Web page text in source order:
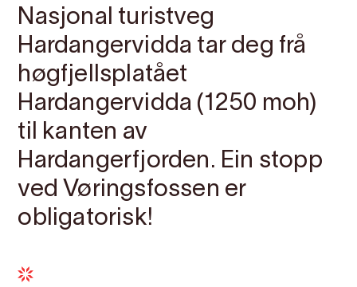
Nasjonal turistveg
Hardangervidda tar deg frå
høgfjellsplatået
Hardangervidda (1250 moh)
til kanten av
Hardangerfjorden. Ein stopp
ved Vøringsfossen er
obligatorisk!